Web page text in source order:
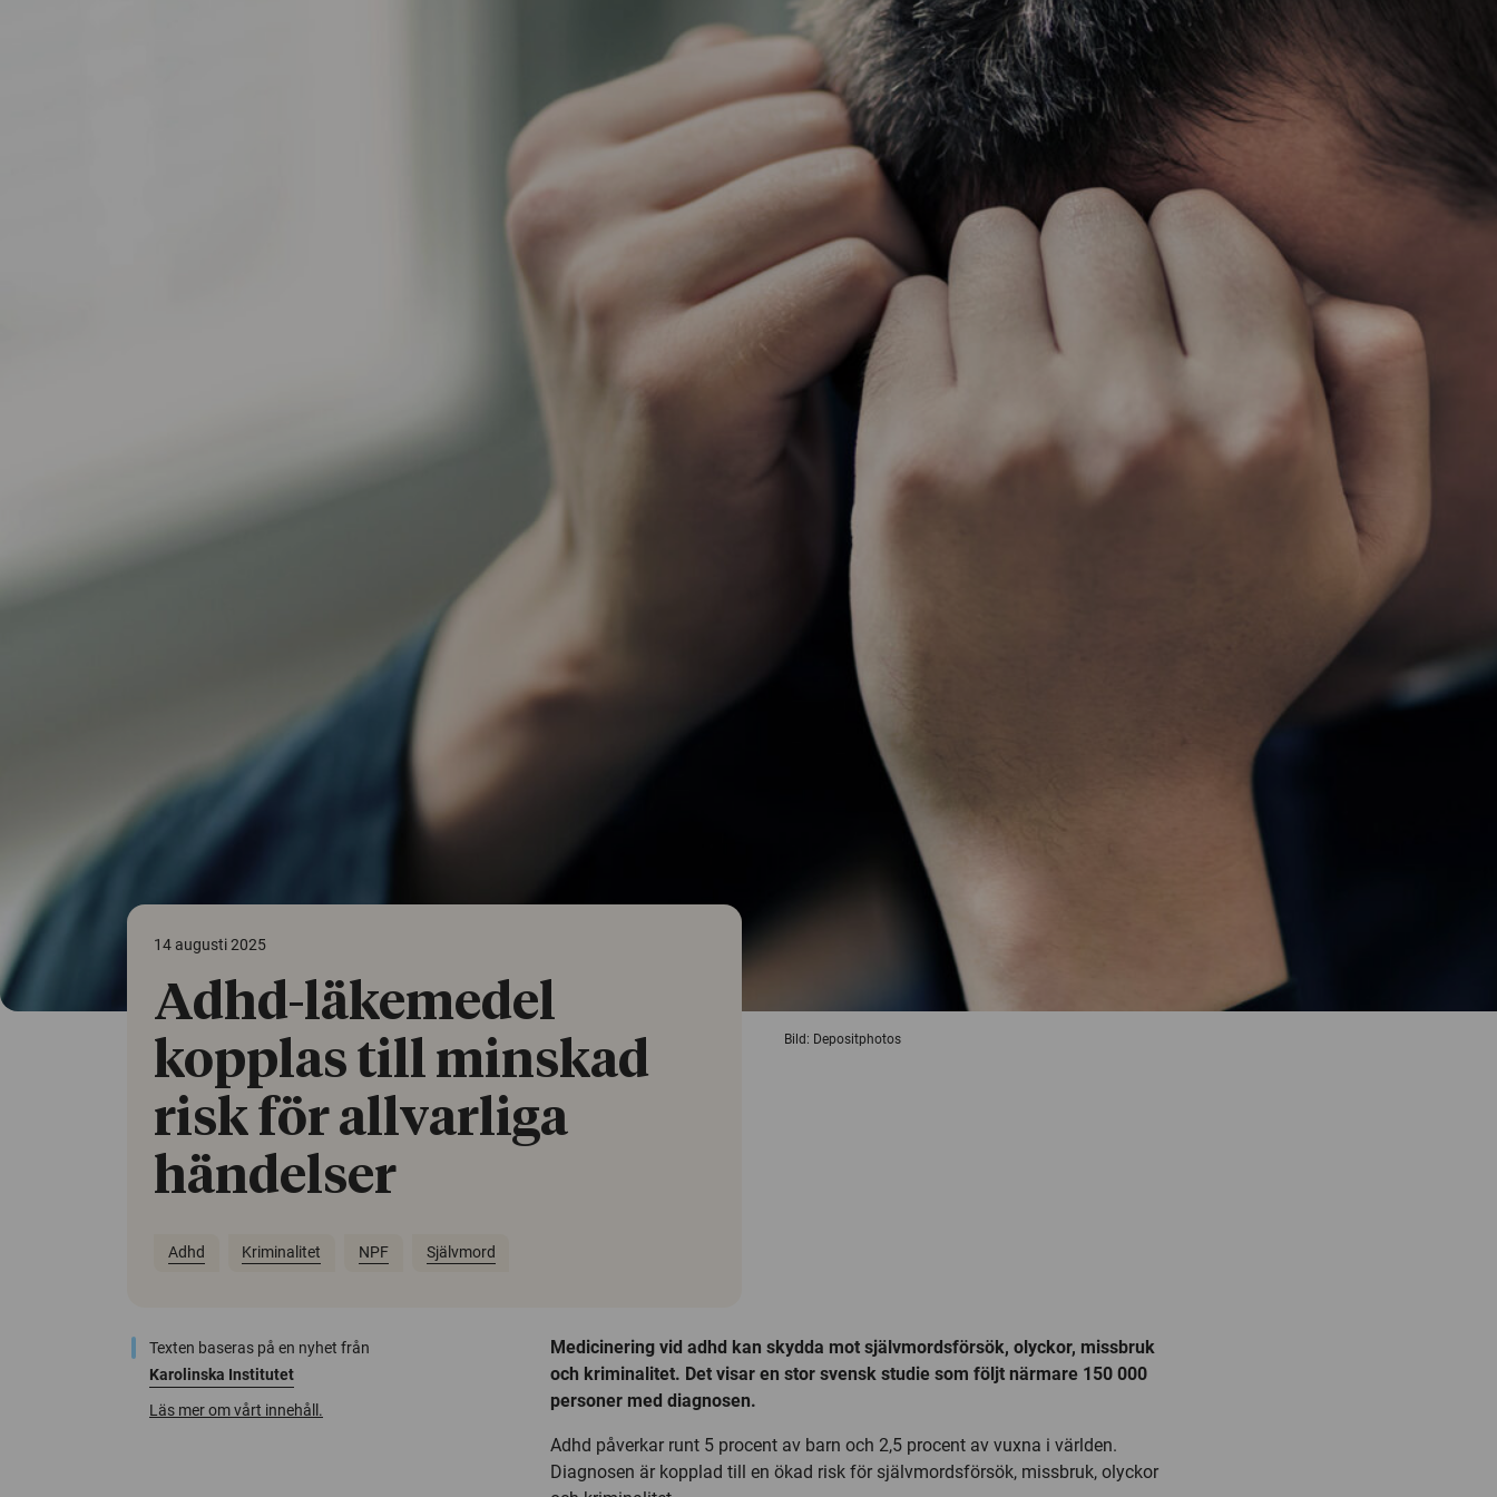
Bild: Depositphotos
14 augusti 2025
Adhd-läkemedel
kopplas till minskad
risk för allvarliga
händelser
Adhd Kriminalitet NPF Självmord
Texten baseras på en nyhet från
Karolinska Institutet
Läs mer om vårt innehåll.
Medicinering vid adhd kan skydda mot självmordsförsök, olyckor, missbruk
och kriminalitet. Det visar en stor svensk studie som följt närmare 150 000
personer med diagnosen.
Adhd påverkar runt 5 procent av barn och 2,5 procent av vuxna i världen.
Diagnosen är kopplad till en ökad risk för självmordsförsök, missbruk, olyckor